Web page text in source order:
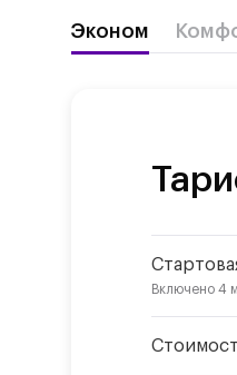
Эконом
Включено 4